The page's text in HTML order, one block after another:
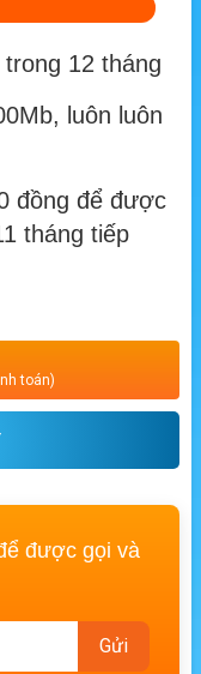
12 tháng
luôn luôn
đồng để được
tháng tiếp
toán)
được gọi và